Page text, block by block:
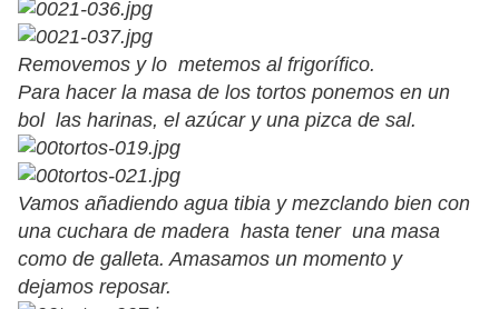
Removemos y lo metemos al frigorífico.
Para hacer la masa de los tortos ponemos en un
bol las harinas, el azúcar y una pizca de sal.
Vamos añadiendo agua tibia y mezclando bien con
una cuchara de madera hasta tener una masa
como de galleta. Amasamos un momento y
dejamos reposar.